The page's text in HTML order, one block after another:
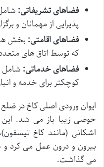
فضاهای تشریفاتی:
پذیرایی از مهمانان و
فضاهای اقامتی: بخش
که توسط اتاق های
فضاهای خدماتی: شامل
کوچکتر برای خدمه و
ایوان ورودی اصلی کاخ در
حوضی زیبا باز می شد. این
اشکانی (مانند کاخ
بیرون و درون عمل می کرد و
می گذاشت.